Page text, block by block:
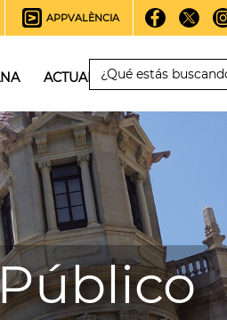
APPVALÈNCIA
ACTUALIDAD